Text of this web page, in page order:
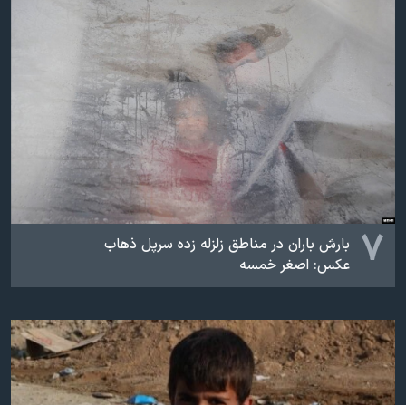
۷ بارش باران در مناطق زلزله زده سرپل ذهاب
عکس: اصغر خمسه